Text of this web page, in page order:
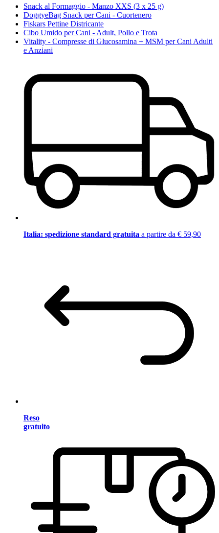
Snack al Formaggio - Manzo XXS (3 x 25 g)
DoggyeBag Snack per Cani - Cuortenero
Fiskars Pettine Districante
Cibo Umido per Cani - Adult, Pollo e Trota
Vitality - Compresse di Glucosamina + MSM per Cani Adulti
e Anziani
Italia: spedizione standard gratuita a partire da € 59,90
Reso
gratuito